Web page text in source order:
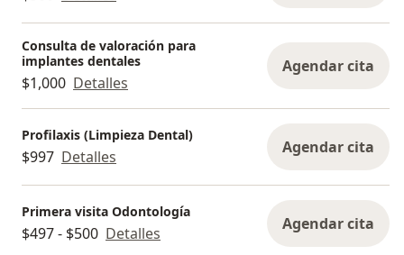
Consulta de valoración para
implantes dentales
$1,000 Detalles
Agendar cita
Profilaxis (Limpieza Dental)
$997 Detalles Agendar cita
Primera visita Odontología
$497 - $500 Detalles Agendar cita